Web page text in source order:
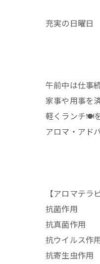
充実の日曜日
午前中は仕事
家事や用事を
軽くランチ🍽️
アロマ・アド
【アロマテラ
抗菌作用
抗真菌作用
抗ウイルス作
抗寄生虫作用